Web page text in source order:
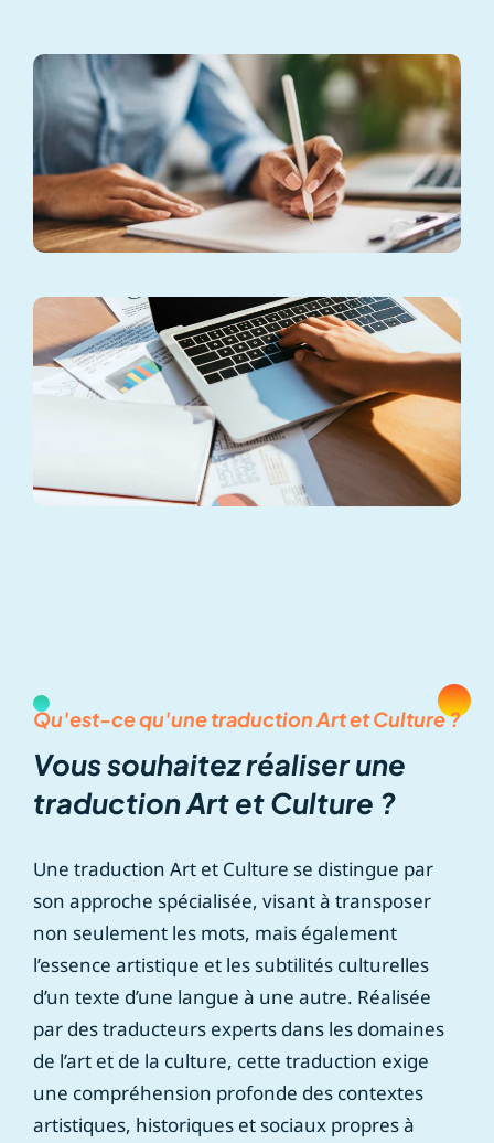
Qu'est-ce qu'une traduction Art et Culture ?
Vous souhaitez réaliser une
traduction Art et Culture ?
Une traduction Art et Culture se distingue par
son approche spécialisée, visant à transposer
non seulement les mots, mais également
l’essence artistique et les subtilités culturelles
d’un texte d’une langue à une autre. Réalisée
par des traducteurs experts dans les domaines
de l’art et de la culture, cette traduction exige
une compréhension profonde des contextes
artistiques, historiques et sociaux propres à